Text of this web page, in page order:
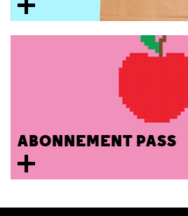
ABONNEMENT PASS